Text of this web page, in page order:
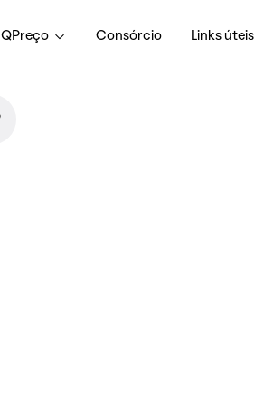
QPreço Consórcio Links úteis